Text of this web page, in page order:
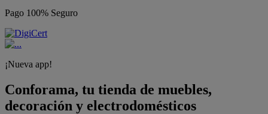
Pago 100% Seguro
¡Nueva app!
Conforama, tu tienda de muebles,
decoración y electrodomésticos